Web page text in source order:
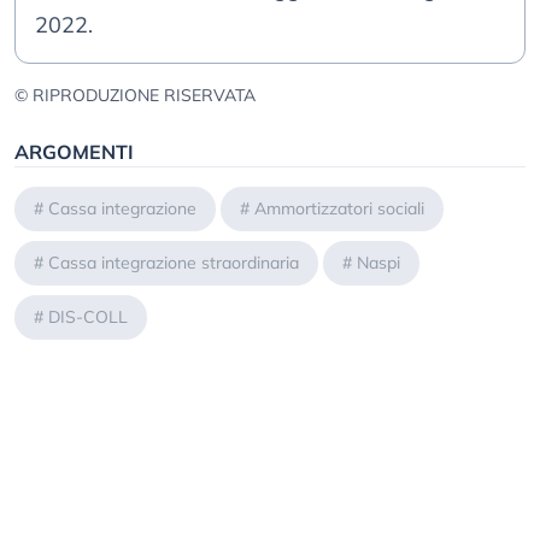
2022.
© RIPRODUZIONE RISERVATA
ARGOMENTI
# Cassa integrazione # Ammortizzatori sociali
# Cassa integrazione straordinaria # Naspi
# DIS-COLL